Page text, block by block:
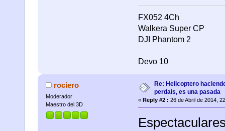
FX052 4Ch
Walkera Super CP
DJI Phantom 2
Devo 10
rociero
Moderador
Maestro del 3D
Re: Helicoptero
perdais, es una pasada
« Reply #2 : 26 de Abril de 2014,